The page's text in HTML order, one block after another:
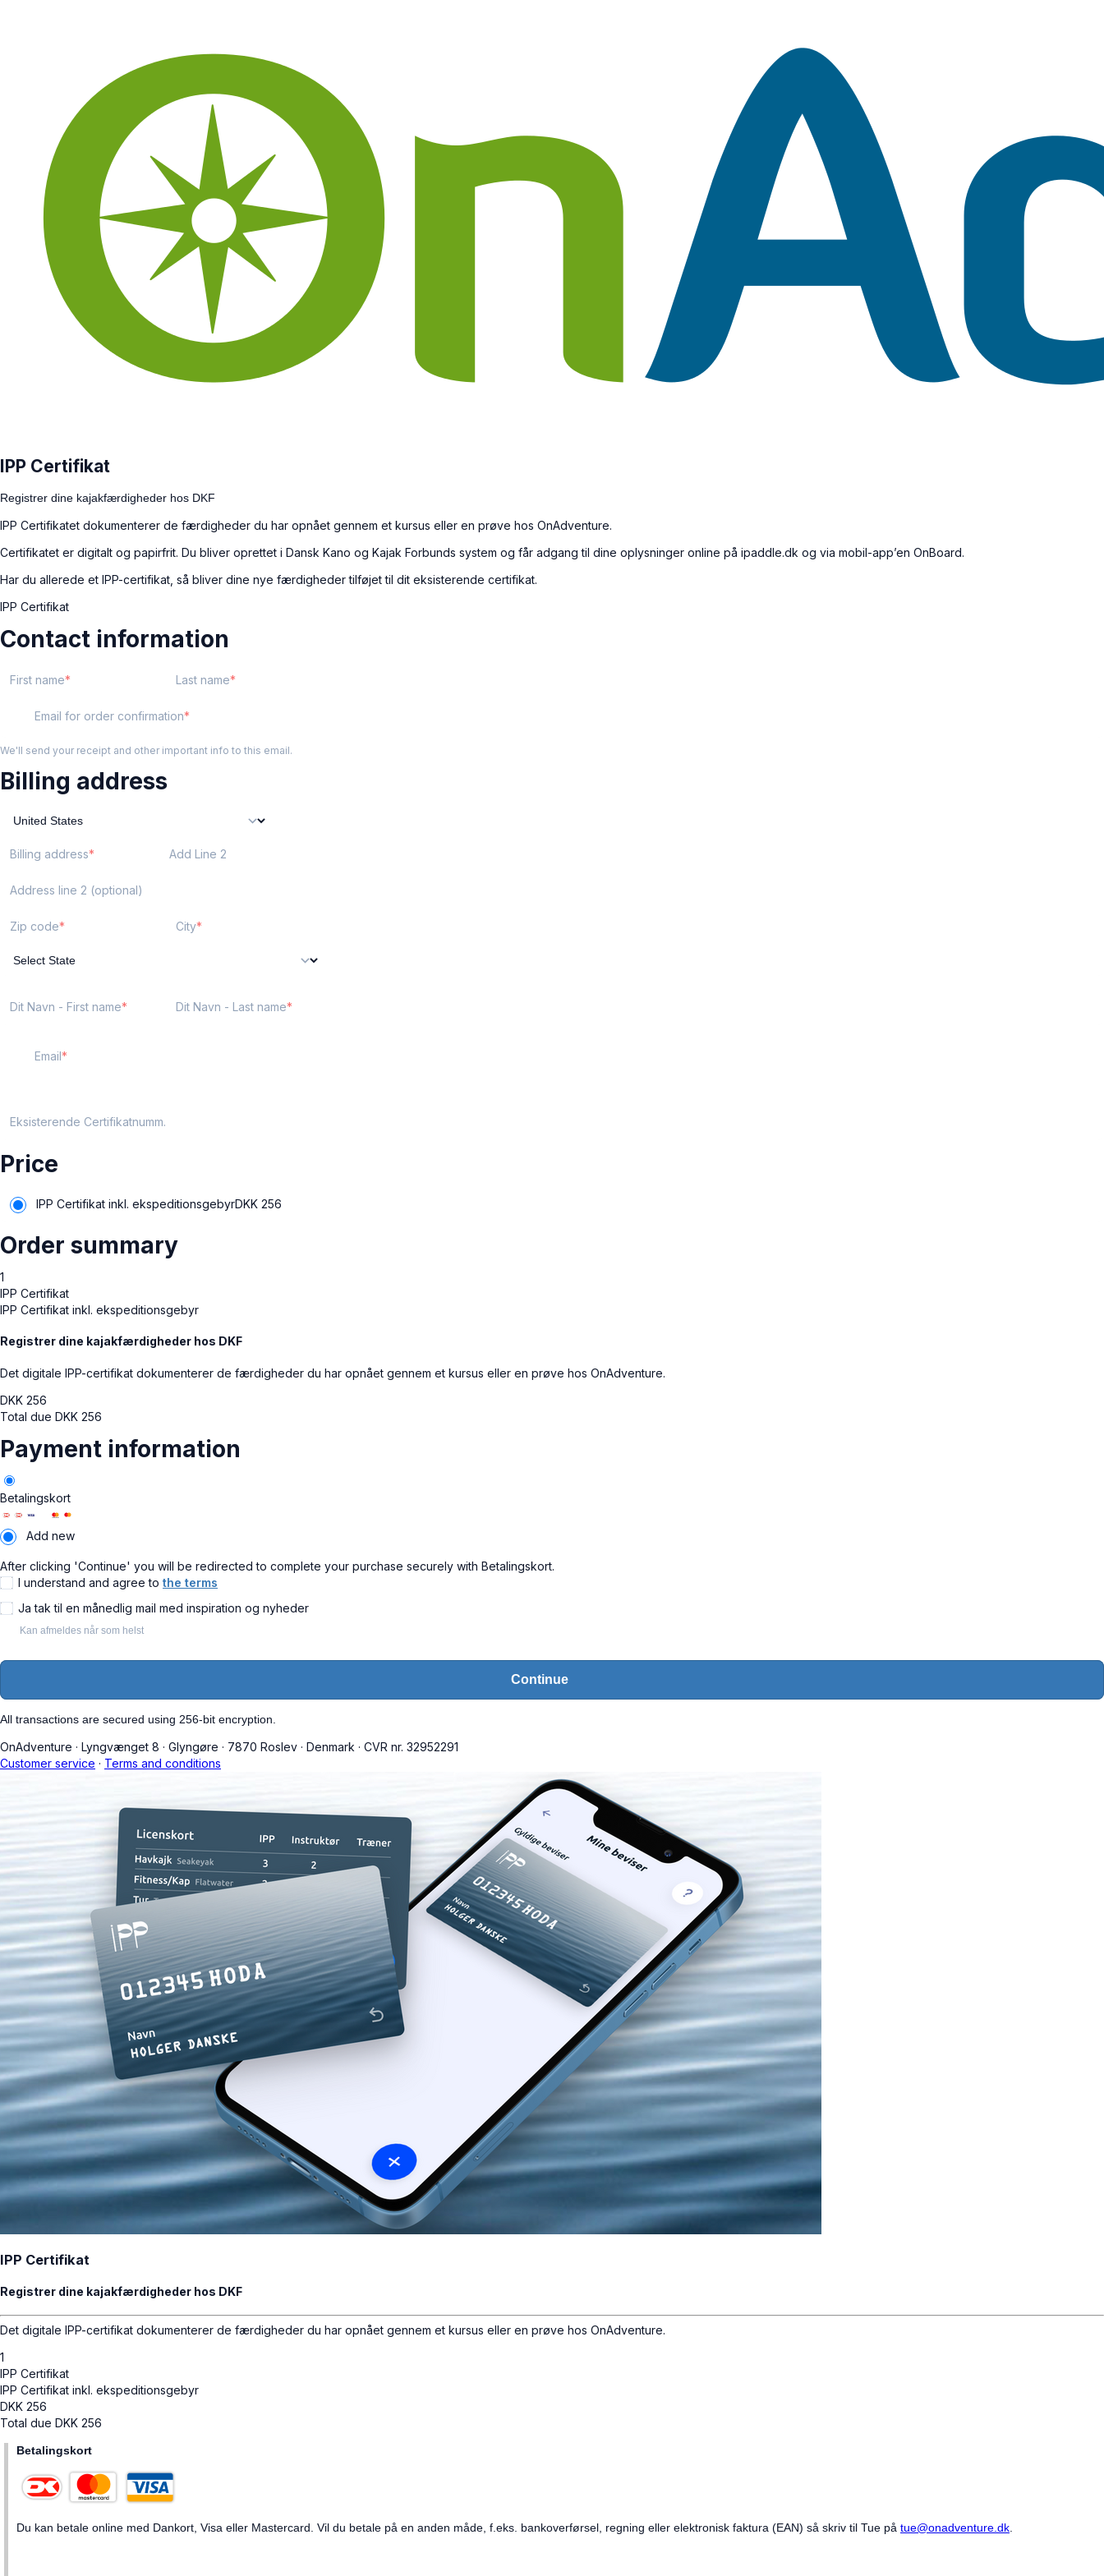
IPP Certifikat
Registrer dine kajakfærdigheder hos DKF
IPP Certifikatet dokumenterer de færdigheder du har opnået gennem et kursus eller en prøve hos OnAdventure.
Certifikatet er digitalt og papirfrit. Du bliver oprettet i Dansk Kano og Kajak Forbunds system og får adgang til dine oplysninger online på ipaddle.dk og via mobil-app’en OnBoard.
Har du allerede et IPP-certifikat, så bliver dine nye færdigheder tilføjet til dit eksisterende certifikat.
IPP Certifikat
Contact information
First name Last name
Email for order confirmation
We'll send your receipt and other important info to this email.
Billing address
Billing address Add Line 2
Address line 2 (optional)
Zip code City
Dit Navn - First name Dit Navn - Last name
Email
Eksisterende Certifikatnummer eller din fødselsdato (DDMMÅÅ)
Price
IPP Certifikat inkl. ekspeditionsgebyrDKK 256
Order summary
1
IPP Certifikat
IPP Certifikat inkl. ekspeditionsgebyr
Registrer dine kajakfærdigheder hos DKF
Det digitale IPP-certifikat dokumenterer de færdigheder du har opnået gennem et kursus eller en prøve hos OnAdventure.
DKK 256
Total due DKK 256
Payment information
Betalingskort
Add new
After clicking 'Continue' you will be redirected to complete your purchase securely with Betalingskort.
I understand and agree to the terms
Ja tak til en månedlig mail med inspiration og nyheder
Kan afmeldes når som helst
Continue
All transactions are secured using 256-bit encryption.
OnAdventure · Lyngvænget 8 · Glyngøre · 7870 Roslev · Denmark · CVR nr. 32952291
Customer service · Terms and conditions
IPP Certifikat
Registrer dine kajakfærdigheder hos DKF
Det digitale IPP-certifikat dokumenterer de færdigheder du har opnået gennem et kursus eller en prøve hos OnAdventure.
1
IPP Certifikat
IPP Certifikat inkl. ekspeditionsgebyr
DKK 256
Total due DKK 256
Betalingskort
Du kan betale online med Dankort, Visa eller Mastercard. Vil du betale på en anden måde, f.eks. bankoverførsel, regning eller elektronisk faktura (EAN) så skriv til Tue på tue@onadventure.dk.